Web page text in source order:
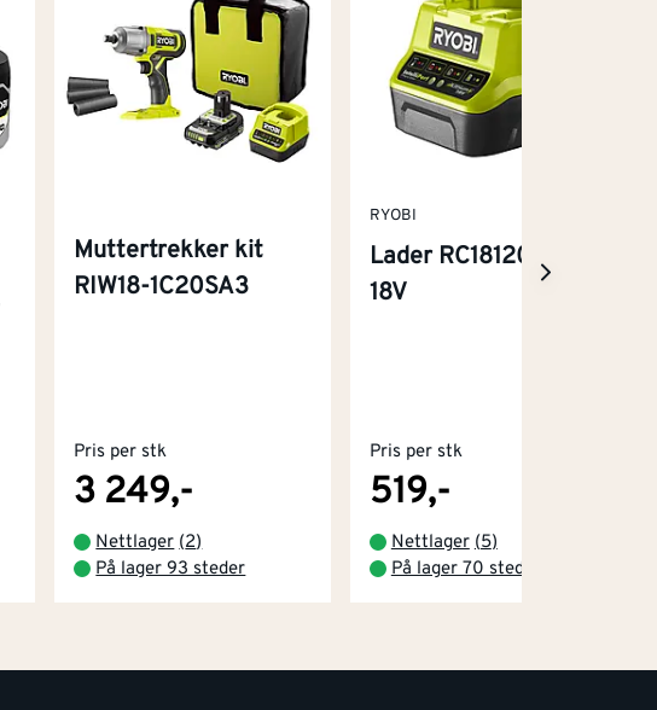
Muttertrekker kit
RIW18-1C20SA3
Pris per stk
3 249,-
Nettlager (2)
På lager 93 steder
RYOBI
Lader RC18120 One+
18V
Pris per stk
519,-
Nettlager (5)
På lager 70 steder